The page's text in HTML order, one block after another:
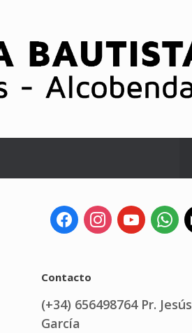
Contacto
(+34) 656498764 Pr. Jesús
García